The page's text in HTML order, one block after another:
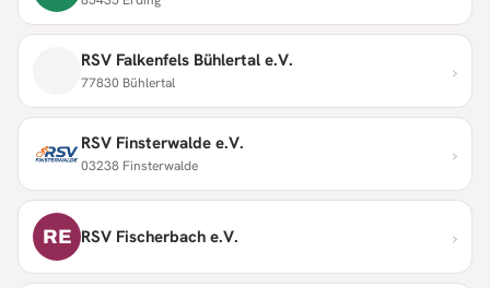
RSV Falkenfels Bühlertal e.V.
77830 Bühlertal ›
RSV Finsterwalde e.V.
03238 Finsterwalde ›
RE RSV Fischerbach e.V. ›